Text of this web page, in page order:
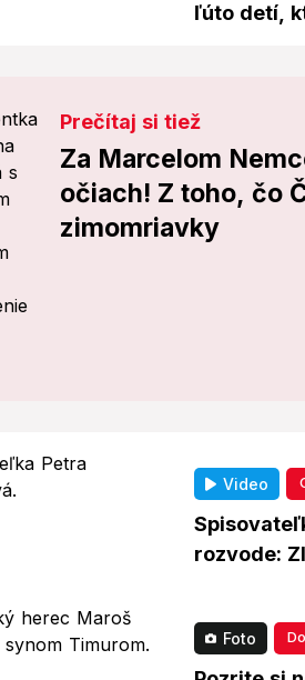
ľúto detí,
Prečítaj si tiež
Za Marcelom
očiach! Z toho, čo
zimomriavky
Video
rozvode:
Foto